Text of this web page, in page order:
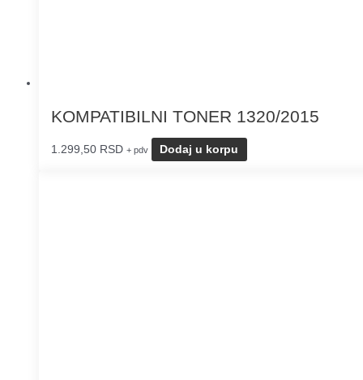
KOMPATIBILNI TONER 1320/2015
1.299,50 RSD + pdv Dodaj u korpu